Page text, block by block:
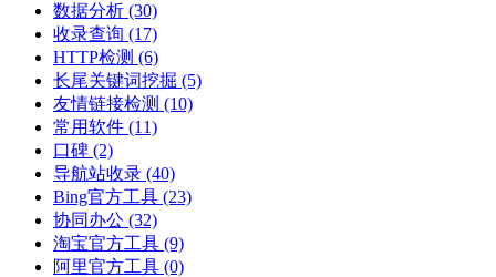
数据分析 (30)
收录查询 (17)
HTTP检测 (6)
长尾关键词挖掘 (5)
友情链接检测 (10)
常用软件 (11)
口碑 (2)
导航站收录 (40)
Bing官方工具 (23)
协同办公 (32)
淘宝官方工具 (9)
阿里官方工具 (0)